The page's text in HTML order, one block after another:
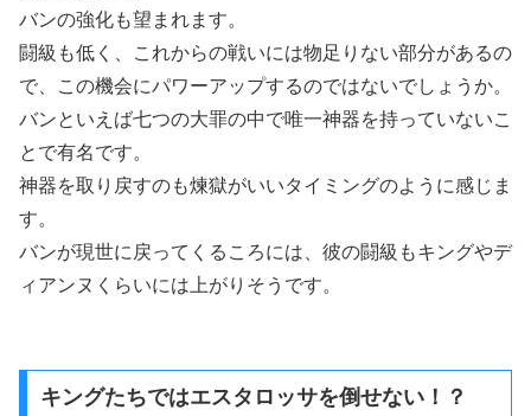
バンの強化も望まれます。
闘級も低く、これからの戦いには物足りない部分があるの
で、この機会にパワーアップするのではないでしょうか。
バンといえば七つの大罪の中で唯一神器を持っていないこ
とで有名です。
神器を取り戻すのも煉獄がいいタイミングのように感じま
す。
バンが現世に戻ってくるころには、彼の闘級もキングやデ
ィアンヌくらいには上がりそうです。
キングたちではエスタロッサを倒せない！？